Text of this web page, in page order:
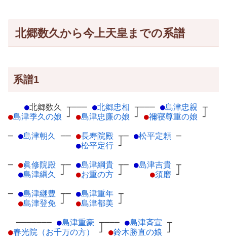
北郷数久から今上天皇までの系譜
系譜1
●北郷数久
┬
●島津季久の娘 ┘
─── ●北郷忠相 ┬
●島津忠廉の娘 ┘
─── ●島津忠親 ┬
●禰寝尊重の娘 ┘
─ ●島津朝久 ── ●長寿院殿 ┬
●松平定行 ┘
─ ●松平定頼 ─
─ ●眞修院殿 ┬
●島津綱久 ┘
─ ●島津綱貴 ┬
●お重の方 ┘
─ ●島津吉貴 ┬
●須磨 ┘
─ ●島津継豊 ┬
●島津登免 ┘
─ ●島津重年 ┬
●島津都美 ┘
─────── ●島津重豪 ┬
●春光院（お千万の方） ┘
─── ●島津斉宣 ┬
●鈴木勝直の娘 ┘